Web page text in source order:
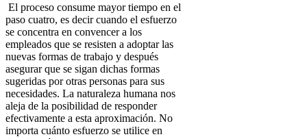
El proceso consume mayor tiempo en el
paso cuatro, es decir cuando el esfuerzo
se concentra en convencer a los
empleados que se resisten a adoptar las
nuevas formas de trabajo y después
asegurar que se sigan dichas formas
sugeridas por otras personas para sus
necesidades. La naturaleza humana nos
aleja de la posibilidad de responder
efectivamente a esta aproximación. No
importa cuánto esfuerzo se utilice en